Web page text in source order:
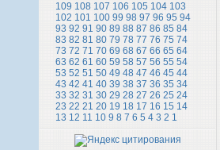
109 108 107 106 105 104 103
102 101 100 99 98 97 96 95 94
93 92 91 90 89 88 87 86 85 84
83 82 81 80 79 78 77 76 75 74
73 72 71 70 69 68 67 66 65 64
63 62 61 60 59 58 57 56 55 54
53 52 51 50 49 48 47 46 45 44
43 42 41 40 39 38 37 36 35 34
33 32 31 30 29 28 27 26 25 24
23 22 21 20 19 18 17 16 15 14
13 12 11 10 9 8 7 6 5 4 3 2 1